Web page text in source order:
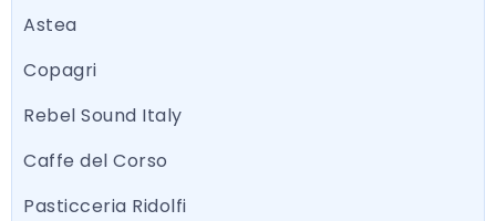
Astea
Copagri
Rebel Sound Italy
Caffe del Corso
Pasticceria Ridolfi